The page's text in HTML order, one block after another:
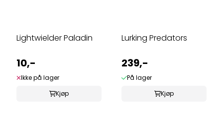
Lightwielder Paladin
10,-
Ikke på lager
Kjøp
Lurking Predators
239,-
På lager
Kjøp